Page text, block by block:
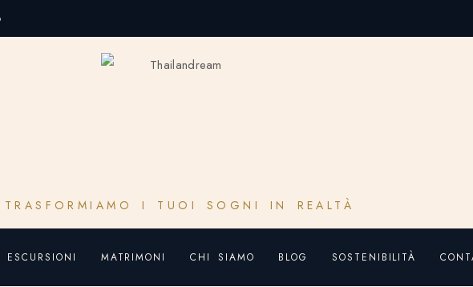
TRASFORMIAMO I TUOI SOGNI IN REALTÀ
ESCURSIONI MATRIMONI CHI SIAMO BLOG SOSTENIBILITÀ